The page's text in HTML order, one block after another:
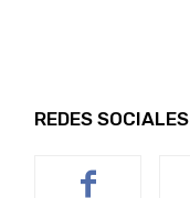
REDES SOCIALES